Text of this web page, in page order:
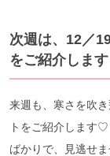
次週は、12／
をご紹介します
来週も、寒さを吹
トをご紹介します
ばかりで、見逃せ